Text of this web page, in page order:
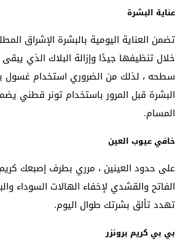
عناية البشرة
تضمن العناية اليومية بالبشرة الإشراق
خلال تنظيفها جيدًا وإزالة البلاك الذي
سطحه ، لذلك من الضروري استخدام غسول
البشرة قبل المرور باستخدام تونر قطني
المسام.
خافي عيوب العين
على حدود العينين ، مرري بطرف إصبعك
الفاتح والقشدي لإخفاء الهالات السوداء
تهدد تألق بشرتك طوال اليوم.
بي بي كريم برونزر